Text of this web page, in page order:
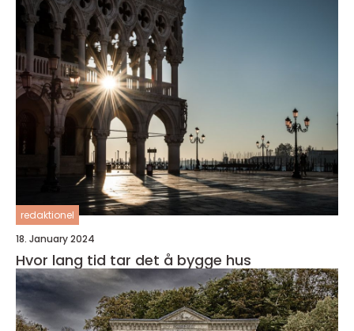
redaktionel
18. January 2024
Hvor lang tid tar det å bygge hus